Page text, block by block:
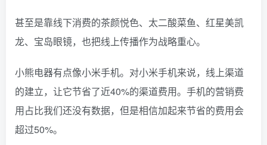
甚至是靠线下消费的茶颜悦色、太二酸菜鱼、红星美凯
龙、宝岛眼镜，也把线上传播作为战略重心。
小熊电器有点像小米手机。对小米手机来说，线上渠道
的建立，让它节省了近40%的渠道费用。手机的营销费
用占比我们还没有数据，但是相信加起来节省的费用会
超过50%。